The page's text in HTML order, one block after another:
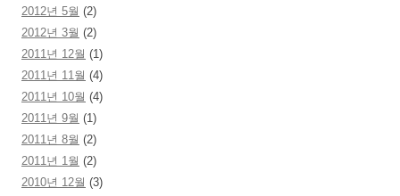
2012년 5월 (2)
2012년 3월 (2)
2011년 12월 (1)
2011년 11월 (4)
2011년 10월 (4)
2011년 9월 (1)
2011년 8월 (2)
2011년 1월 (2)
2010년 12월 (3)